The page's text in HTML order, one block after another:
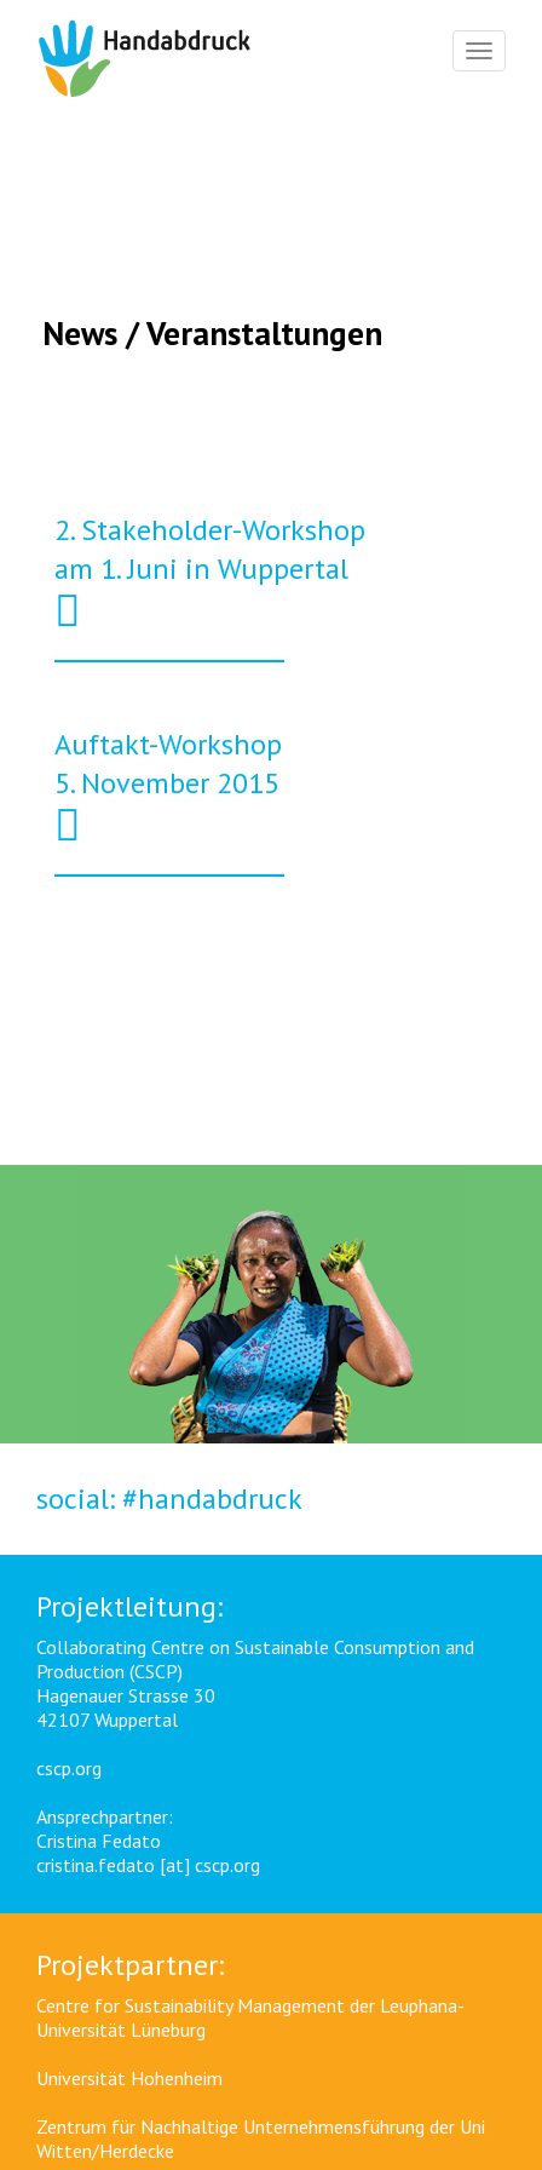
Toggle
News / Veranstaltungen
2. Stakeholder-Workshop
am 1. Juni in Wuppertal
Auftakt-Workshop
5. November 2015
social:#handabdruck
Projektleitung:
Collaborating Centre on Sustainable Consumption and
Production (CSCP)
Hagenauer Strasse 30
42107 Wuppertal
cscp.org
Ansprechpartner:
Cristina Fedato
cristina.fedato [at] cscp.org
Projektpartner:
Centre for Sustainability Management der Leuphana-
Universität Lüneburg
Universität Hohenheim
Zentrum für Nachhaltige Unternehmensführung der Uni
Witten/Herdecke